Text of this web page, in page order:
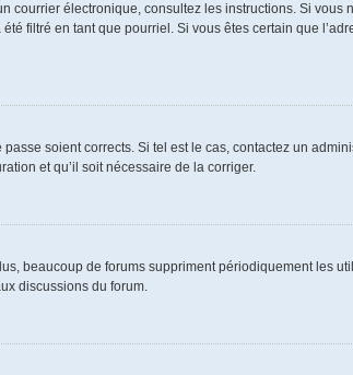
électronique, consultez les instructions. Si vous
filtré en tant que pourriel. Si vous êtes certain que
soient corrects. Si tel est le cas, contactez un
et qu’il soit nécessaire de la corriger.
beaucoup de forums suppriment périodiquement les
discussions du forum.